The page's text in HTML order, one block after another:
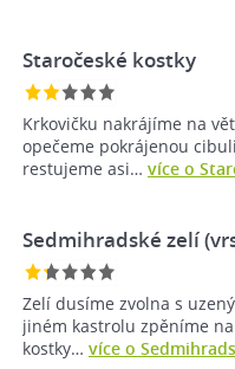
Staročeské kostky
Krkovičku nakrájíme na
opečeme pokrájenou
restujeme asi… více o
Sedmihradské zelí
Zelí dusíme zvolna s
jiném kastrolu zpěníme
kostky… více o